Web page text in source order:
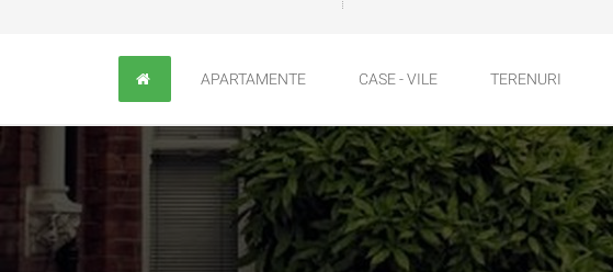
APARTAMENTE CASE - VILE TERENURI